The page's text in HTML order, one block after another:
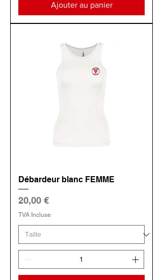
Ajouter au panier
Débardeur blanc FEMME
Prix
20,00 €
TVA Incluse